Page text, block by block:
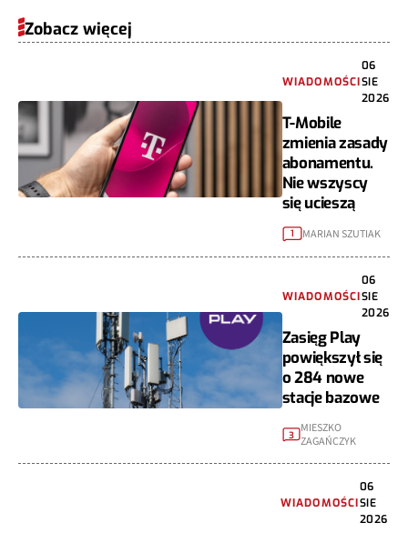
Zobacz więcej
WIADOMOŚCI
06
SIE
2026
T-Mobile
zmienia zasady
abonamentu.
Nie wszyscy
się ucieszą
1 MARIAN SZUTIAK
WIADOMOŚCI
06
SIE
2026
Zasięg Play
powiększył się
o 284 nowe
stacje bazowe
3 MIESZKO
ZAGAŃCZYK
WIADOMOŚCI
06
SIE
2026